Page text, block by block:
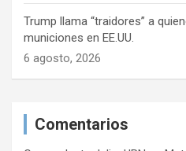
Trump llama “traidores” a
municiones en EE.UU.
6 agosto, 2026
Comentarios